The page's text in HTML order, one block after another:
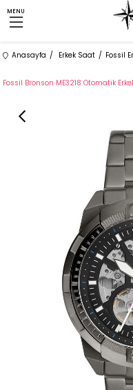
MENU
Anasayfa Erkek Saat Fossil
Fossil Bronson ME3218 Otomatik